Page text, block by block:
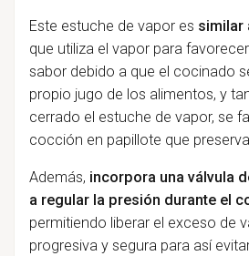
Este estuche de vapor es similar
que utiliza el vapor para
sabor debido a que el cocinado
propio jugo de los alimentos, y
cerrado el estuche de vapor, se
cocción en papillote que
Además, incorpora una válvula
a regular la presión durante el
permitiendo liberar el exceso de
progresiva y segura para así